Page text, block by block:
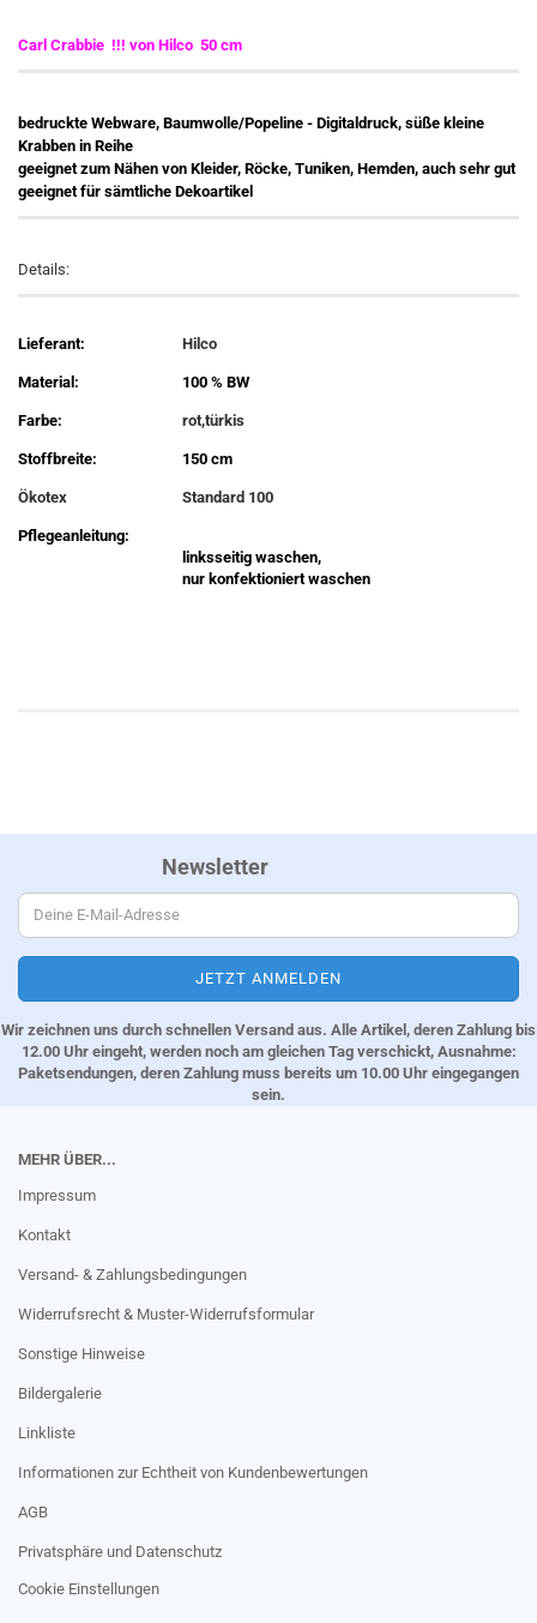
Carl Crabbie !!! von Hilco 50 cm
bedruckte Webware, Baumwolle/Popeline - Digitaldruck, süße kleine
Krabben in Reihe
geeignet zum Nähen von Kleider, Röcke, Tuniken, Hemden, auch sehr gut
geeignet für sämtliche Dekoartikel
Details:
Lieferant: Hilco
Material: 100 % BW
Farbe: rot,türkis
Stoffbreite: 150 cm
Ökotex Standard 100
Pflegeanleitung:
linksseitig waschen,
nur konfektioniert waschen
Newsletter
Wir zeichnen uns durch schnellen Versand aus. Alle Artikel, deren Zahlung bis
12.00 Uhr eingeht, werden noch am gleichen Tag verschickt, Ausnahme:
Paketsendungen, deren Zahlung muss bereits um 10.00 Uhr eingegangen
sein.
MEHR ÜBER...
Impressum
Kontakt
Versand- & Zahlungsbedingungen
Widerrufsrecht & Muster-Widerrufsformular
Sonstige Hinweise
Bildergalerie
Linkliste
Informationen zur Echtheit von Kundenbewertungen
AGB
Privatsphäre und Datenschutz
Cookie Einstellungen